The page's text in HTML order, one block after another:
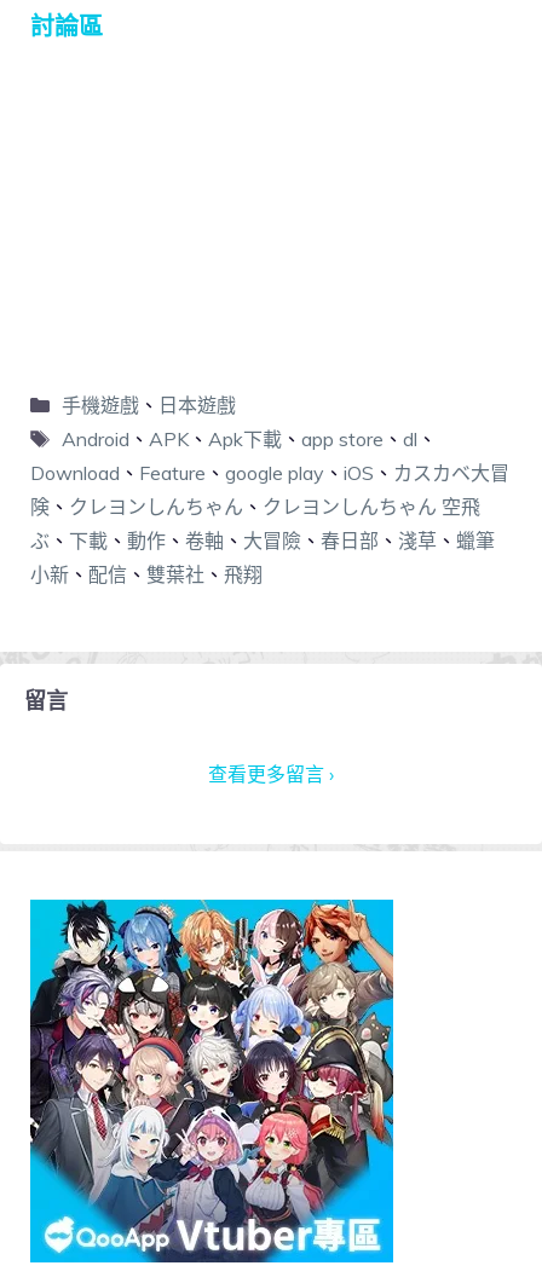
討論區
手機遊戲、 日本遊戲
Android 、 APK、 Apk下載、 app store 、 dl 、
Download 、 Feature 、 google play 、 iOS 、 カスカベ大冒
険 、 クレヨンしんちゃん 、 クレヨンしんちゃん 空飛
ぶ 、 下載 、 動作 、 卷軸 、 大冒險 、 春日部 、 淺草 、 蠟筆
小新 、 配信 、 雙葉社 、 飛翔
留言
查看更多留言 ›